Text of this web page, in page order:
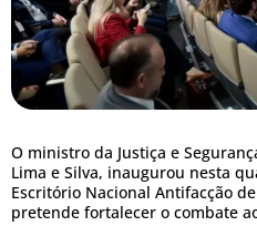
O ministro da Justiça e
Lima e Silva, inaugurou nesta
Escritório Nacional Antifacção
pretende fortalecer o combate